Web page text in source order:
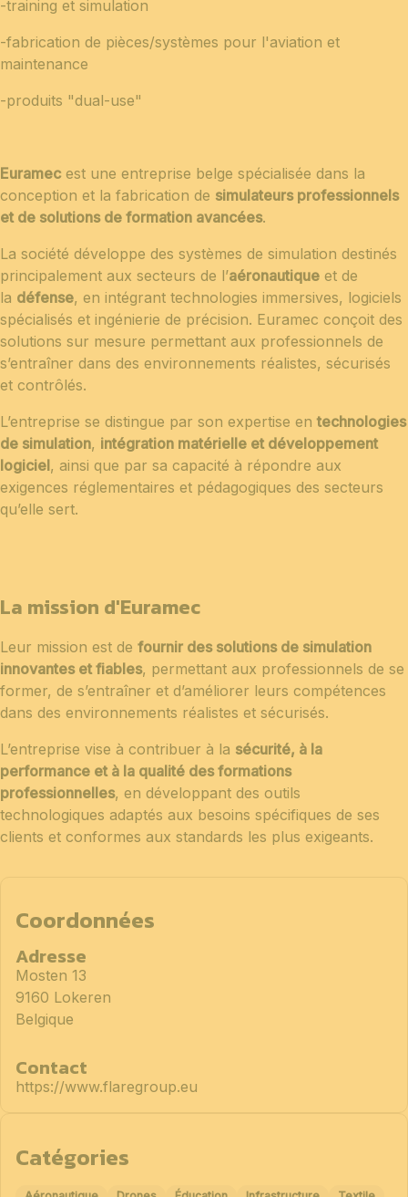
-training et simulation
-fabrication de pièces/systèmes pour l'aviation et
maintenance
-produits "dual-use"
Euramec est une entreprise belge spécialisée dans la
conception et la fabrication de simulateurs professionnels
et de solutions de formation avancées.
La société développe des systèmes de simulation destinés
principalement aux secteurs de l’aéronautique et de
la défense, en intégrant technologies immersives, logiciels
spécialisés et ingénierie de précision. Euramec conçoit des
solutions sur mesure permettant aux professionnels de
s’entraîner dans des environnements réalistes, sécurisés
et contrôlés.
L’entreprise se distingue par son expertise entechnologies
de simulation, intégration matérielle et développement
logiciel, ainsi que par sa capacité à répondre aux
exigences réglementaires et pédagogiques des secteurs
qu’elle sert.
La mission d'Euramec
Leur mission est de fournir des solutions de simulation
innovantes et fiables, permettant aux professionnels de se
former, de s’entraîner et d’améliorer leurs compétences
dans des environnements réalistes et sécurisés.
L’entreprise vise à contribuer à la sécurité, à la
performance et à la qualité des formations
professionnelles, en développant des outils
technologiques adaptés aux besoins spécifiques de ses
clients et conformes aux standards les plus exigeants.
Coordonnées
Adresse
Mosten 13
9160 Lokeren
Belgique
Contact
https://www.flaregroup.eu
Catégories